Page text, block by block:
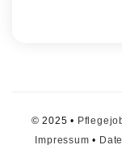
© 2025 •
Impressum •